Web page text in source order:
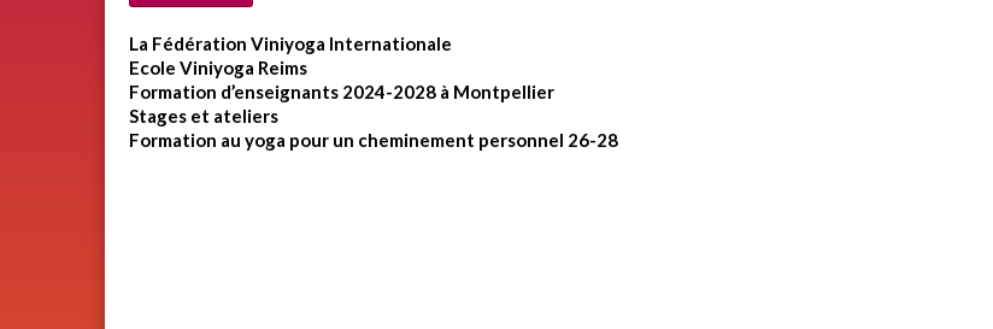
La Fédération Viniyoga Internationale
Ecole Viniyoga Reims
Formation d’enseignants 2024-2028 à Montpellier
Stages et ateliers
Formation au yoga pour un cheminement personnel 26-28